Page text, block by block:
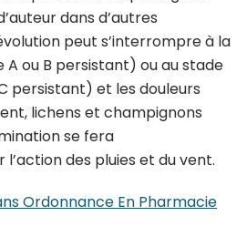
dans d’autres
peut s’interrompre à la
ou B persistant) ou au stade
persistant) et les douleurs
lichens et champignons
se fera
des pluies et du vent.
Ordonnance En Pharmacie